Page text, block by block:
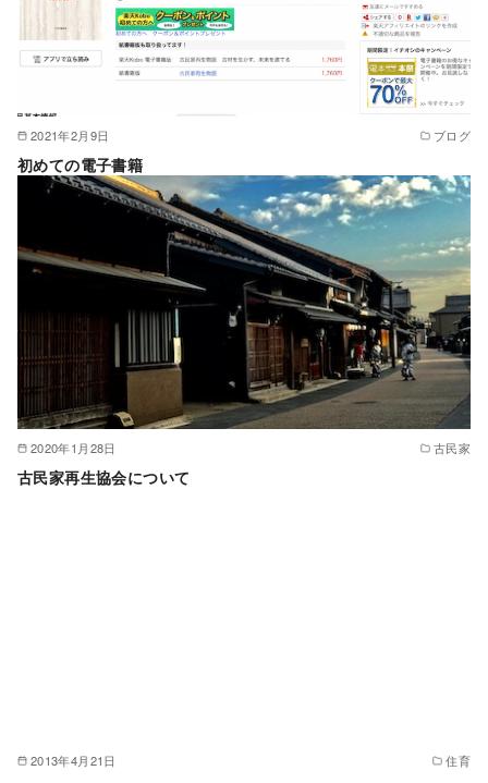
2021年2月9日 ブログ
初めての電子書籍
2020年1月28日 古民家
古民家再生協会について
2013年4月21日 住育